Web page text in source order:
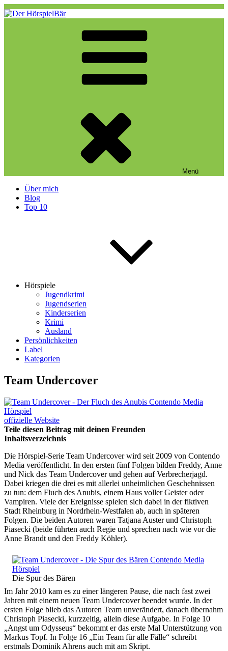
Zum
Inhalt
Eine weitere WordPress-Website
Menü
Über mich
Blog
Top 10
Hörspiele
Jugendkrimi
Jugendserien
Kinderserien
Krimi
Ausland
Persönlichkeiten
Label
Kategorien
Team Undercover
offizielle Website
Teile diesen Beitrag mit deinen Freunden
Inhaltsverzeichnis
Die Hörspiel-Serie Team Undercover wird seit 2009 von Contendo
Media veröffentlicht. In den ersten fünf Folgen bilden Freddy, Anne
und Nick das Team Undercover und gehen auf Verbrecherjagd.
Dabei kriegen die drei es mit allerlei unheimlichen Geschehnissen
zu tun: dem Fluch des Anubis, einem Haus voller Geister oder
Vampiren. Viele der Ereignisse spielen sich dabei in der fiktiven
Stadt Rheinburg in Nordrhein-Westfalen ab, auch in späteren
Folgen. Die beiden Autoren waren Tatjana Auster und Christoph
Piasecki (beide führten auch Regie und sprechen nach wie vor die
Anne Brandt und den Freddy Köhler).
Die Spur des Bären
Im Jahr 2010 kam es zu einer längeren Pause, die nach fast zwei
Jahren mit einem neuen Team Undercover beendet wurde. In der
ersten Folge blieb das Autoren Team unverändert, danach übernahm
Christoph Piasecki, kurzzeitig, allein diese Aufgabe. In Folge 10
„Angst um Odysseus“ bekommt er das erste Mal Unterstützung von
Markus Topf. In Folge 16 „Ein Team für alle Fälle“ schreibt
erstmals Dominik Ahrens auch mit am Skript.